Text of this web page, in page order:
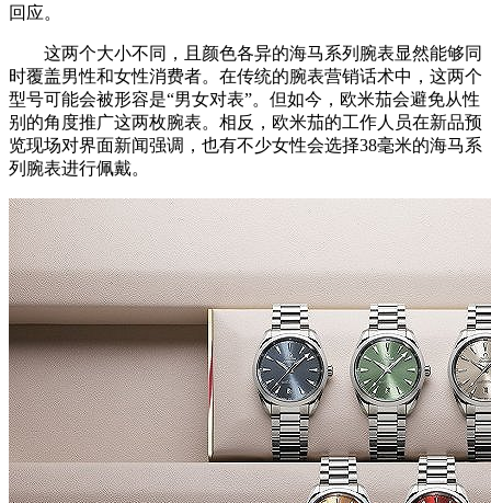
回应。
这两个大小不同，且颜色各异的海马系列腕表显然能够同
时覆盖男性和女性消费者。在传统的腕表营销话术中，这两个
型号可能会被形容是“男女对表”。但如今，欧米茄会避免从性
别的角度推广这两枚腕表。相反，欧米茄的工作人员在新品预
览现场对界面新闻强调，也有不少女性会选择38毫米的海马系
列腕表进行佩戴。